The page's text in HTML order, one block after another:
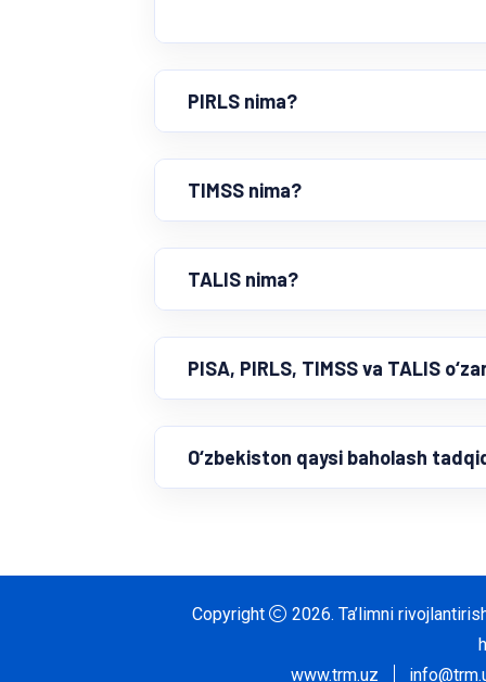
PIRLS nima?
TIMSS nima?
TALIS nima?
PISA, PIRLS, TIMSS va TALIS
O‘zbekiston qaysi baholash
Copyright 2026. Ta’limni
www.trm.uz